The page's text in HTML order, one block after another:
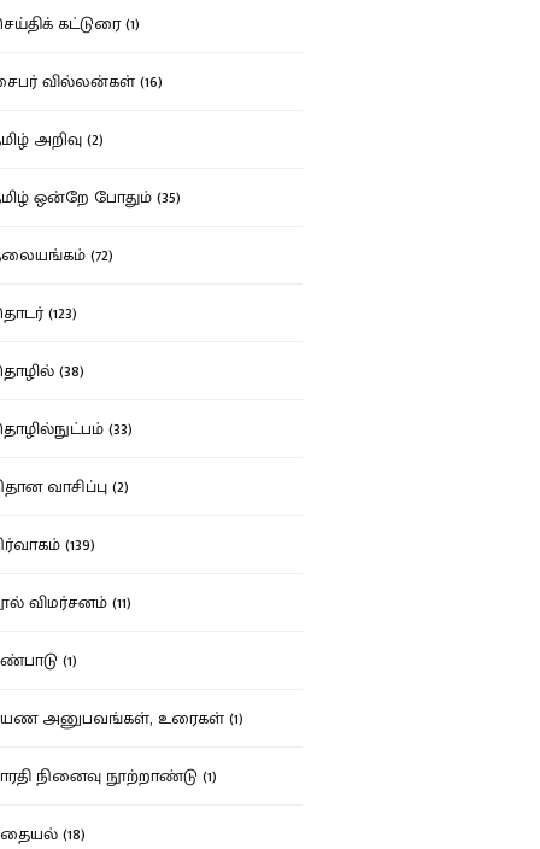
கட்டுரை (1)
வில்லன்கள் (16)
அறிவு (2)
ஒன்றே போதும் (35)
(72)
(123)
(38)
(33)
வாசிப்பு (2)
(139)
விமர்சனம் (11)
(1)
அனுபவங்கள், உரைகள் (1)
நினைவு நூற்றாண்டு (1)
(18)